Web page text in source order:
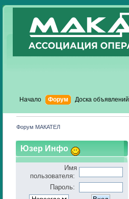
Начало Форум Доска объявлений
Форум МАКАТЕЛ
Юзер Инфо
Имя
пользователя:
Пароль: